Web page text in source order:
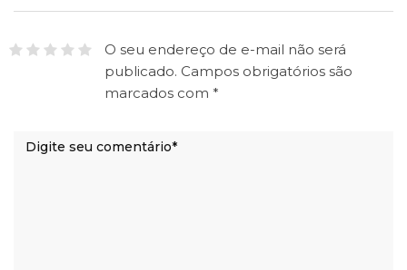
O seu endereço de e-mail não será
publicado. Campos obrigatórios são
marcados com *